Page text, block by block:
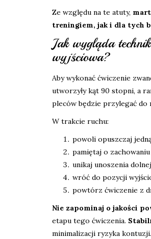
Ze względu na te atuty,
treningiem, jak i dla tych
Jak wygląda
wyjściowa?
Aby wykonać ćwiczenie
utworzyły kąt 90 stopni, a
pleców będzie przylegać do
W trakcie ruchu:
powoli opuszczaj
pamiętaj o
unikaj unoszenia
wróć do pozycji
powtórz ćwiczenie z
Nie zapominaj o jakości
etapu tego ćwiczenia.
minimalizacji ryzyka kontuzji.